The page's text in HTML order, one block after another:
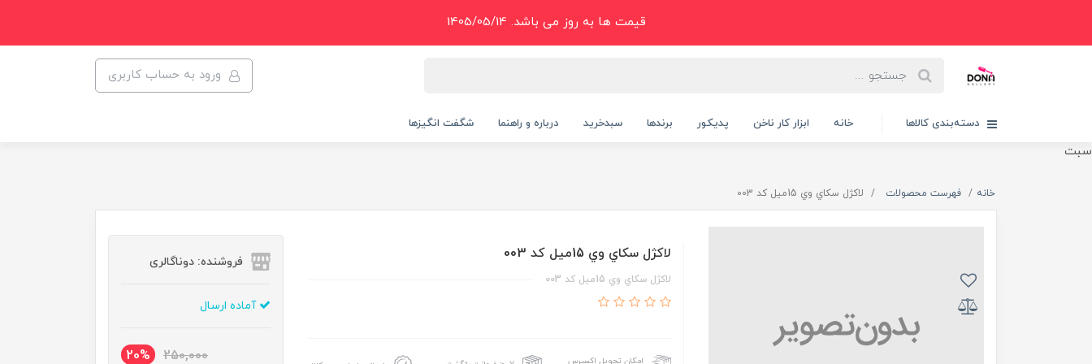
سبت
قیمت ها به روز می باشد. 1405/05/14
ورود به حساب کاربری
دسته‌بندی کالاها خانه ابزار کار ناخن پدیکور برندها سبدخرید درباره و راهنما شگفت انگیزها
خانه فهرست محصولات لاکژل سکاي وي 15ميل کد 003
لاکژل سکاي وي 15ميل کد 003
لاکژل سکاي وي 15ميل کد 003
امکان تحویل اکسپرس
فروشنده: دوناگالری
آماده ارسال
250,000
20%